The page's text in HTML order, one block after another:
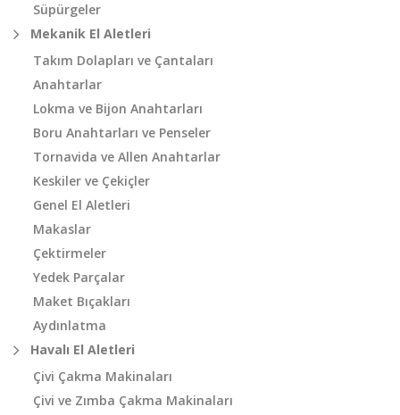
Süpürgeler
Mekanik El Aletleri
Takım Dolapları ve Çantaları
Anahtarlar
Lokma ve Bijon Anahtarları
Boru Anahtarları ve Penseler
Tornavida ve Allen Anahtarlar
Keskiler ve Çekiçler
Genel El Aletleri
Makaslar
Çektirmeler
Yedek Parçalar
Maket Bıçakları
Aydınlatma
Havalı El Aletleri
Çivi Çakma Makinaları
Çivi ve Zımba Çakma Makinaları